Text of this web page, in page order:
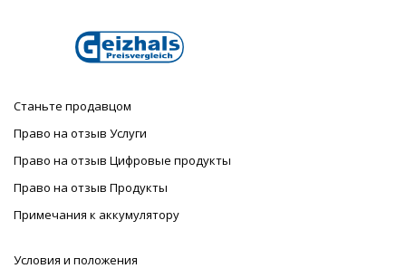
Станьте продавцом
Право на отзыв Услуги
Право на отзыв Цифровые продукты
Право на отзыв Продукты
Примечания к аккумулятору
Условия и положения